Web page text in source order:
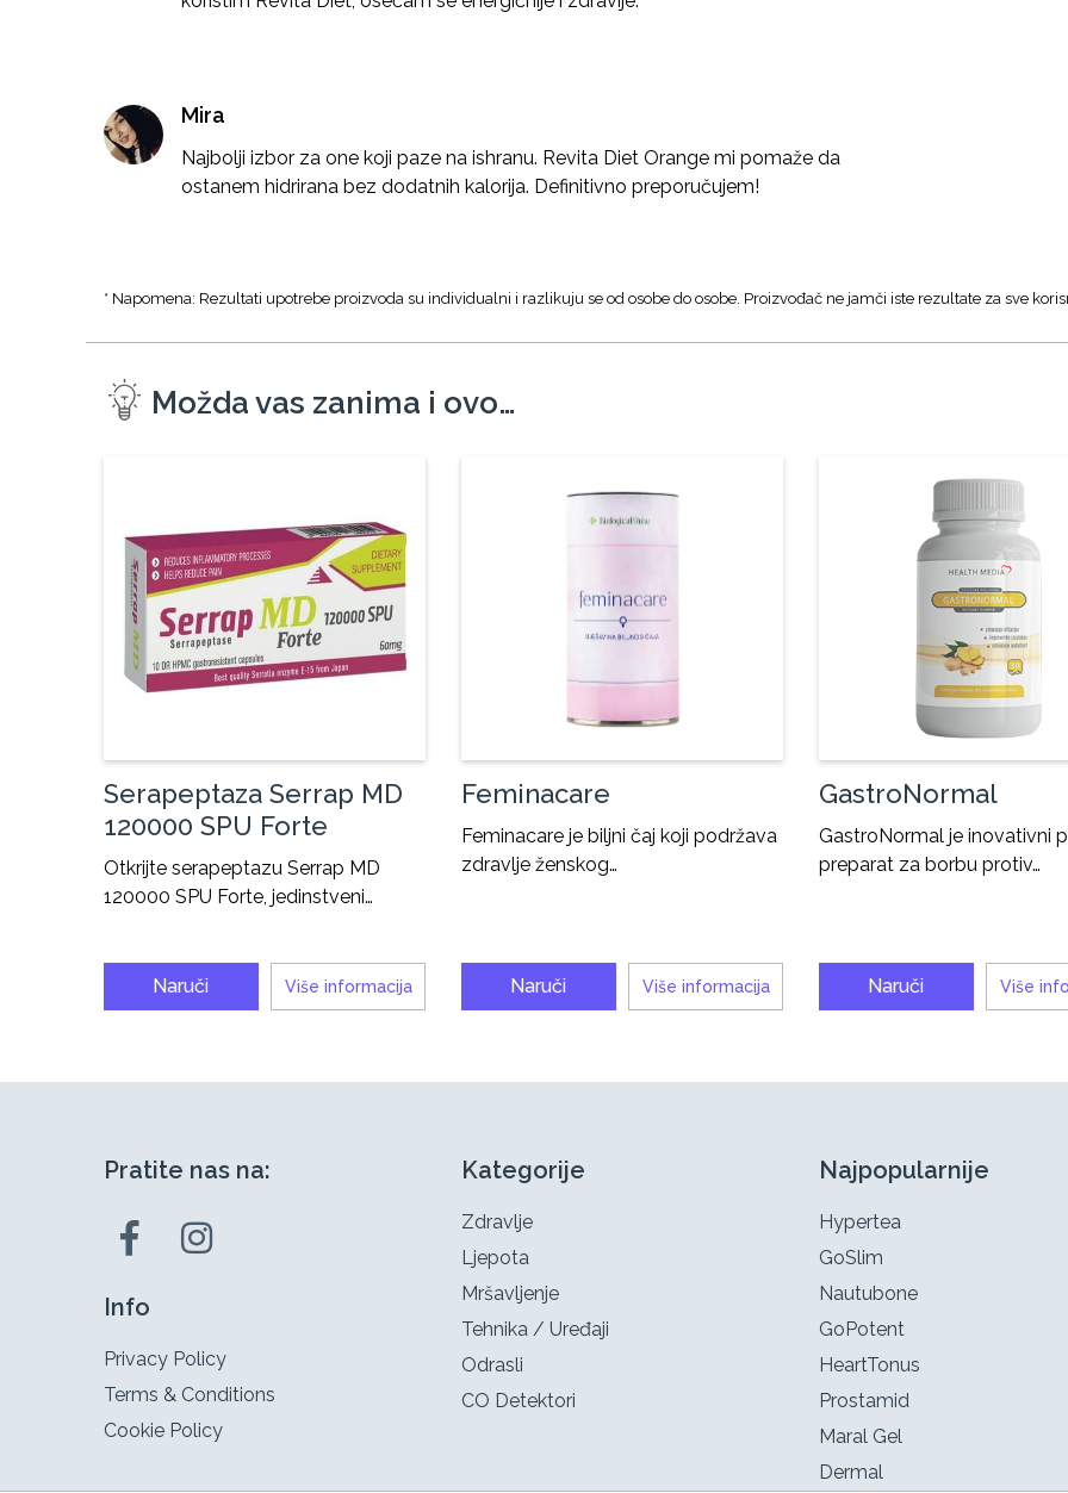
Mira
Najbolji izbor za one koji paze na ishranu. Revita Diet Orange mi pomaže da
ostanem hidrirana bez dodatnih kalorija. Definitivno preporučujem!
* Napomena: Rezultati upotrebe proizvoda su individualni i razlikuju se od osobe do osobe. Proizvođač ne jamči iste rezultate za sve
Možda vas zanima i ovo…
Serapeptaza Serrap MD
120000 SPU Forte
Otkrijte serapeptazu Serrap MD
120000 SPU Forte, jedinstveni…
Naruči Više informacija
Feminacare
Feminacare je biljni čaj koji podržava
zdravlje ženskog…
Naruči Više informacija
GastroNormal
GastroNormal je inovativni
preparat za borbu protiv…
Naruči Više
Pratite nas na:
Info
Privacy Policy
Terms & Conditions
Cookie Policy
Kategorije
Zdravlje
Ljepota
Mršavljenje
Tehnika / Uređaji
Odrasli
CO Detektori
Najpopularnije
Hypertea
GoSlim
Nautubone
GoPotent
HeartTonus
Prostamid
Maral Gel
Dermal